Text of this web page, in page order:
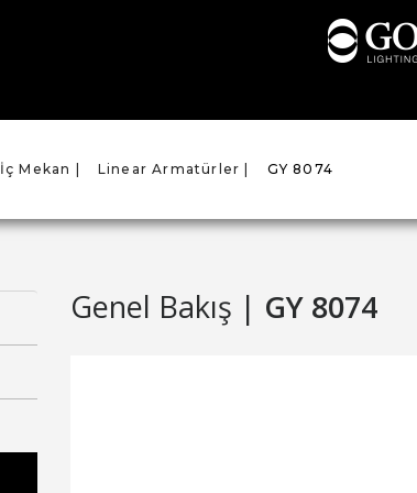
İç Mekan | Linear Armatürler | GY 8074
Genel Bakış | GY 8074